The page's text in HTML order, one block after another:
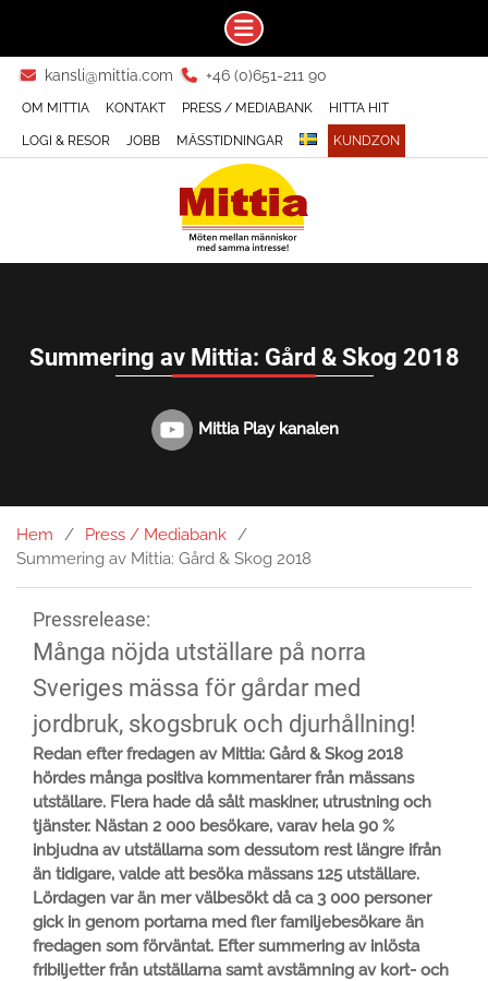
Skip
content
kansli@mittia.com +46 (0)651-211 90
OM MITTIA KONTAKT PRESS / MEDIABANK HITTA HIT
LOGI & RESOR JOBB MÄSSTIDNINGAR KUNDZON
Summering av Mittia: Gård & Skog 2018
Mittia Play kanalen
Hem
Press / Mediabank
Summering av Mittia: Gård & Skog 2018
Pressrelease:
Många nöjda utställare på norra
Sveriges mässa för gårdar med
jordbruk, skogsbruk och djurhållning!
Redan efter fredagen av Mittia: Gård & Skog 2018
hördes många positiva kommentarer från mässans
utställare. Flera hade då sålt maskiner, utrustning och
tjänster. Nästan 2 000 besökare, varav hela 90 %
inbjudna av utställarna som dessutom rest längre ifrån
än tidigare, valde att besöka mässans 125 utställare.
Lördagen var än mer välbesökt då ca 3 000 personer
gick in genom portarna med fler familjebesökare än
fredagen som förväntat. Efter summering av inlösta
fribiljetter från utställarna samt avstämning av kort- och